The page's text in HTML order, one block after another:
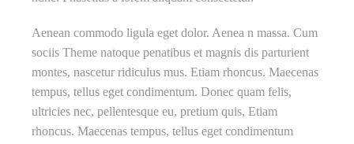
Aenean commodo ligula eget dolor. Aenea n massa. Cum
sociis Theme natoque penatibus et magnis dis parturient
montes, nascetur ridiculus mus. Etiam rhoncus. Maecenas
tempus, tellus eget condimentum. Donec quam felis,
ultricies nec, pellentesque eu, pretium quis, Etiam
rhoncus. Maecenas tempus, tellus eget condimentum